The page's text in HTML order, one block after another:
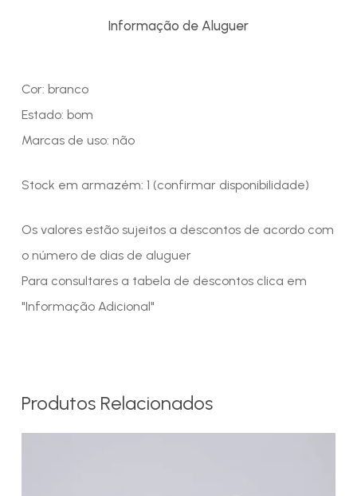
Informação de Aluguer
Cor: branco
Estado: bom
Marcas de uso: não
Stock em armazém: 1 (confirmar disponibilidade)
Os valores estão sujeitos a descontos de acordo com
o número de dias de aluguer
Para consultares a tabela de descontos clica em
"Informação Adicional"
Produtos Relacionados